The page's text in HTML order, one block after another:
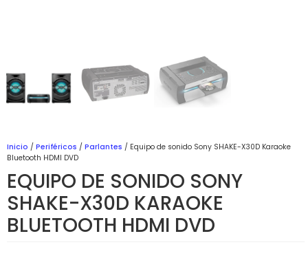
Inicio / Periféricos / Parlantes / Equipo de sonido Sony SHAKE-X30D Karaoke
Bluetooth HDMI DVD
EQUIPO DE SONIDO SONY
SHAKE-X30D KARAOKE
BLUETOOTH HDMI DVD